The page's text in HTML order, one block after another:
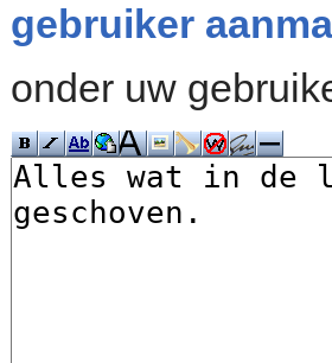
gebruiker
onder uw